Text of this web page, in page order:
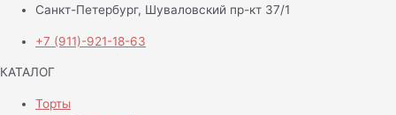
Санкт-Петербург, Шуваловский пр-кт 37/1
+7 (911)-921-18-63
КАТАЛОГ
Торты